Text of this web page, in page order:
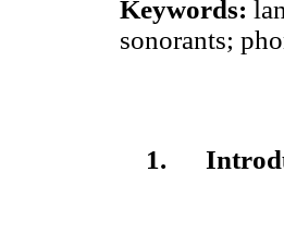
Keywords:
sonorants;
1.